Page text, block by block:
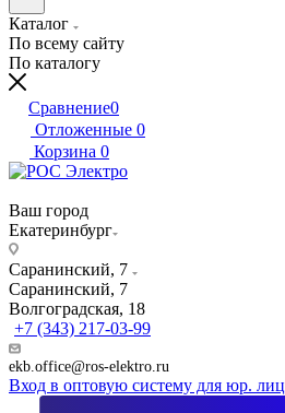
Каталог
По всему сайту
По каталогу
Сравнение0
Отложенные 0
Корзина 0
Ваш город
Екатеринбург
Саранинский, 7
Саранинский, 7
Волгоградская, 18
+7 (343) 217-03-99
ekb.office@ros-elektro.ru
Вход в оптовую систему для юр. лиц